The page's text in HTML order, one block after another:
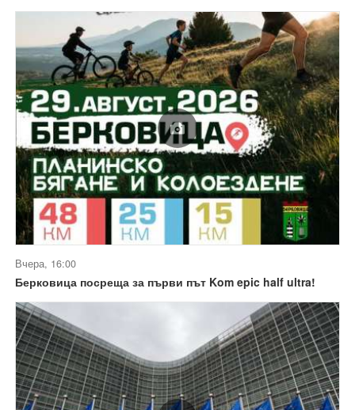
Вчера, 16:00
Берковица посреща за първи път Kom epic half ultra!